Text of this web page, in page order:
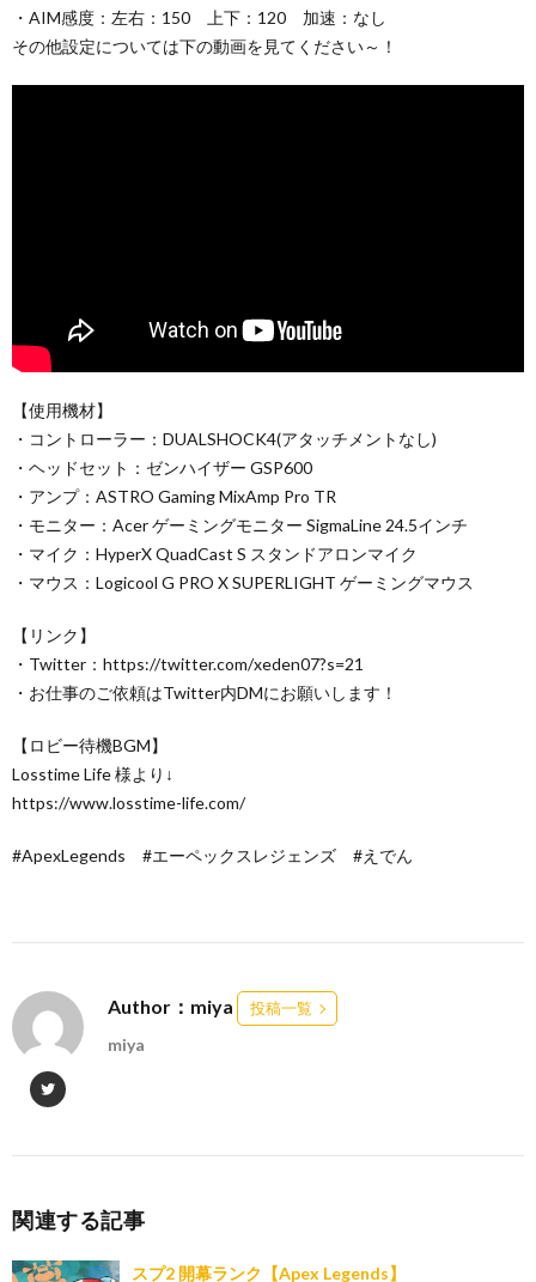
・AIM感度：左右：150 上下：120 加速：なし
その他設定については下の動画を見てください～！
【使用機材】
・コントローラー：DUALSHOCK4(アタッチメントなし)
・ヘッドセット：ゼンハイザー GSP600
・アンプ：ASTRO Gaming MixAmp Pro TR
・モニター：Acer ゲーミングモニター SigmaLine 24.5インチ
・マイク：HyperX QuadCast S スタンドアロンマイク
・マウス：Logicool G PRO X SUPERLIGHT ゲーミングマウス
【リンク】
・Twitter：https://twitter.com/xeden07?s=21
・お仕事のご依頼はTwitter内DMにお願いします！
【ロビー待機BGM】
Losstime Life 様より↓
https://www.losstime-life.com/
#ApexLegends #エーペックスレジェンズ #えでん
Author：miya 投稿一覧
miya
関連する記事
スプ2 開幕ランク【Apex Legends】